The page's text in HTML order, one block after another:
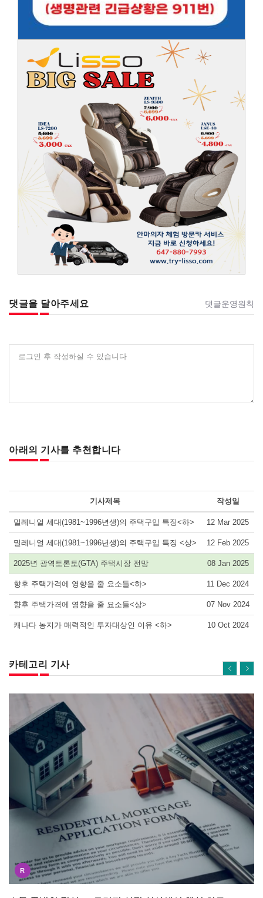
댓글을 달아주세요 댓글운영원칙
로그인 후 작성하실 수 있습니다
아래의 기사를 추천합니다
기사제목 작성일
밀레니얼 세대(1981~1996년생)의 주택구입 특징<하> 12 Mar 2025
밀레니얼 세대(1981~1996년생)의 주택구입 특징 <상> 12 Feb 2025
2025년 광역토론토(GTA) 주택시장 전망 08 Jan 2025
향후 주택가격에 영향을 줄 요소들<하> 11 Dec 2024
향후 주택가격에 영향을 줄 요소들<상> 07 Nov 2024
캐나다 농지가 매력적인 투자대상인 이유 <하> 10 Oct 2024
카테고리 기사
R